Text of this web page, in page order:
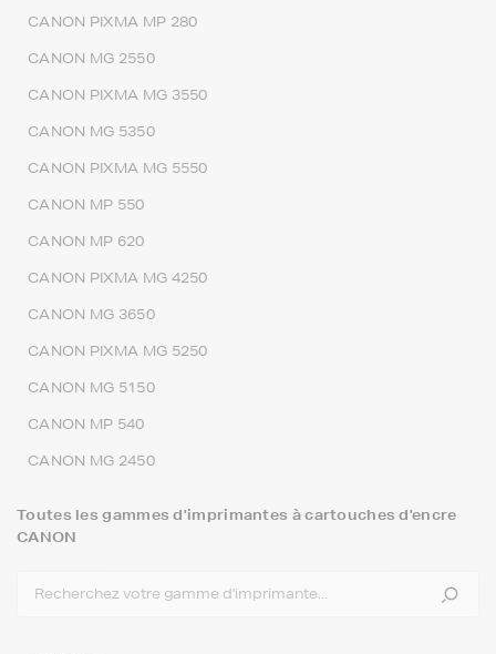
CANON PIXMA MP 280
CANON MG 2550
CANON PIXMA MG 3550
CANON MG 5350
CANON PIXMA MG 5550
CANON MP 550
CANON MP 620
CANON PIXMA MG 4250
CANON MG 3650
CANON PIXMA MG 5250
CANON MG 5150
CANON MP 540
CANON MG 2450
Toutes les gammes d'imprimantes à cartouches d'encre
CANON